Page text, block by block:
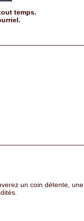
temps.
un coin détente, une